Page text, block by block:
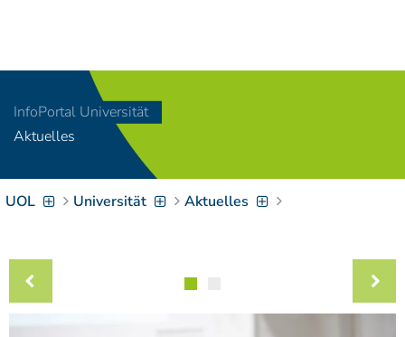
[Access-Key 8
Zum Inhalt springen
Zur Suche springen
[Access-Key 4]
Zur Hauptnavigation
Zielgruppennavigation
InfoPortal Universität
Aktuelles
UOL Universität Aktuelles